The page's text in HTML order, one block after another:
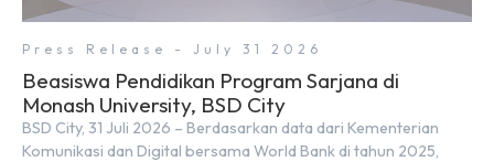
Press Release - July 31 2026
Beasiswa Pendidikan Program Sarjana di
Monash University, BSD City
BSD City, 31 Juli 2026 – Berdasarkan data dari Kementerian
Komunikasi dan Digital bersama World Bank di tahun 2025,